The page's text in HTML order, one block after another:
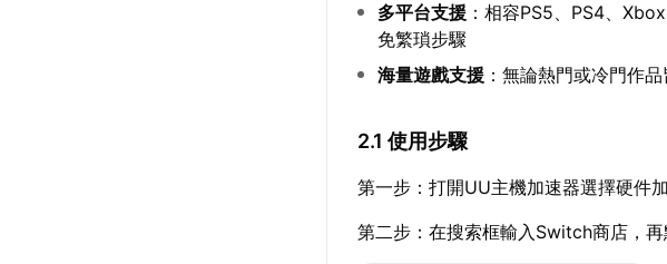
多平台支援 ：相容PS5、PS4、
免繁瑣步驟
海量遊戲支援 ：無論熱門或冷門作
2.1 使用步驟
第一步：打開UU主機加速器選擇硬件
第二步：在搜索框輸入Switch商店，再